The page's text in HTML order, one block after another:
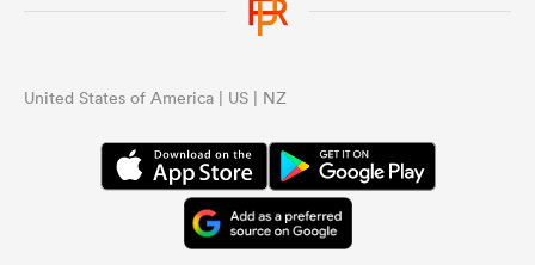
United States of America | US | NZ